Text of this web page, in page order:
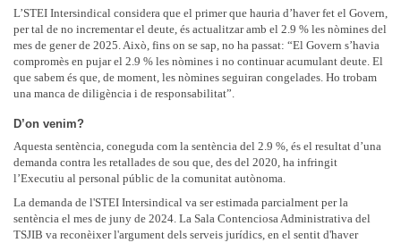
L’STEI Intersindical considera que el primer que hauria d’haver fet el Govern,
per tal de no incrementar el deute, és actualitzar amb el 2.9 % les nòmines del
mes de gener de 2025. Això, fins on se sap, no ha passat: “El Govern s’havia
compromès en pujar el 2.9 % les nòmines i no continuar acumulant deute. El
que sabem és que, de moment, les nòmines seguiran congelades. Ho trobam
una manca de diligència i de responsabilitat”.
D’on venim?
Aquesta sentència, coneguda com la sentència del 2.9 %, és el resultat d’una
demanda contra les retallades de sou que, des del 2020, ha infringit
l’Executiu al personal públic de la comunitat autònoma.
La demanda de l'STEI Intersindical va ser estimada parcialment per la
sentència el mes de juny de 2024. La Sala Contenciosa Administrativa del
TSJIB va reconèixer l'argument dels serveis jurídics, en el sentit d'haver